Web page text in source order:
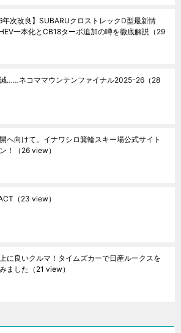
年次改良】SUBARUクロストレックD型最新情
一本化とCB18ターボ追加の噂を徹底解説 （29
……ネコママウンテンファイナル2025ｰ26 （28
へ向けて。イナワシロ箕輪スキー場公式サイト
！
（26 view）
（23 view）
に良いクルマ！タイムズカーで日産ルークスを
ました （21 view）